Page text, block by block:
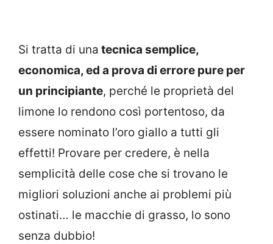
Si tratta di una tecnica semplice,
economica, ed a prova di errore pure per
un principiante, perché le proprietà del
limone lo rendono così portentoso, da
essere nominato l’oro giallo a tutti gli
effetti! Provare per credere, è nella
semplicità delle cose che si trovano le
migliori soluzioni anche ai problemi più
ostinati… le macchie di grasso, lo sono
senza dubbio!